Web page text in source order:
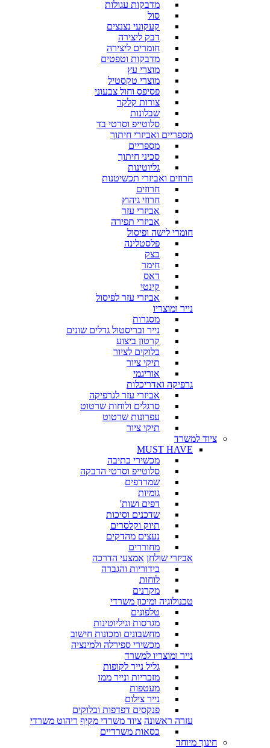
מדבקות עגולות
סול
קעקועי נצנצים
דבק ליצירה
חומרים ליצירה
מדבקות וטפטים
מוצרי עץ
מוצרי טקסטיל
פסיפס וחול צבעוני
צורות קלקר
שבלונות
סלוטייפ וסרטי בד
מספריים ואביזרי חיתוך
מספריים
סכיני חיתוך
גליוטינות
חרוזים ואביזרי תכשיטנות
חרוזים
חרוזי גיהוץ
אביזרי עזר
אביזרי תפירה
חומרי לישה ופיסול
פלסטלינה
בצק
חימר
דאס
קינטי
אביזרי עזר לפיסול
נייר ומוצריו
מסגרות
נייר ובריסטול גדלים שונים
קרטון ביצוע
בלוקים לציור
תיקי ציור
אוריגמי
גרפיקה ואדריכלות
אביזרי עזר לגרפיקה
סרגלים ולוחות שרטוט
עפרונות שרטוט
תיקי ציור
ציוד למשרד
MUST HAVE
מכשירי כתיבה
סלוטייפ וסרטי הדבקה
שמרדפים
גומיות
דפים ושות'
שדכנים וסיכות
תיוק וקלסרים
נעצים מהדקים
מחוררים
אביזרי שולחן אמצעי הדרכה
בידוריות והגברה
לוחות
מקרנים
טכנולוגיה ומיכון משרדי
טלפונים
מגרסות וגיליוטינות
מחשבונים ומכונות חישוב
מכשירי ספירלה ולמינציה
נייר ומוצריו למשרד
גליל נייר לקופות
מזכריות ונייר ממו
מעטפות
נייר צילום
פנקסים דפדפות ובלוקים
עזרה ראשונה ציוד משרדי מקיף ריהוט משרדי
כסאות משרדיים
חינוך מיוחד